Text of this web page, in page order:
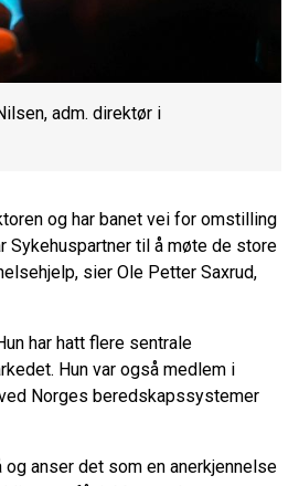
adm. direktør i
og har banet vei for omstilling
Sykehuspartner til å møte de store
sier Ole Petter Saxrud,
har hatt flere sentrale
Hun var også medlem i
Norges beredskapssystemer
anser det som en anerkjennelse